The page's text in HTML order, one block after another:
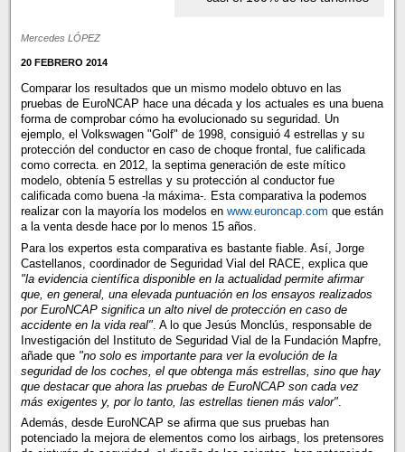
Mercedes LÓPEZ
20 FEBRERO 2014
Comparar los resultados que un mismo modelo obtuvo en las
pruebas de EuroNCAP hace una década y los actuales es una buena
forma de comprobar cómo ha evolucionado su seguridad. Un
ejemplo, el Volkswagen "Golf" de 1998, consiguió 4 estrellas y su
protección del conductor en caso de choque frontal, fue calificada
como correcta. en 2012, la septima generación de este mítico
modelo, obtenía 5 estrellas y su protección al conductor fue
calificada como buena -la máxima-. Esta comparativa la podemos
realizar con la mayoría los modelos en www.euroncap.com que están
a la venta desde hace por lo menos 15 años.
Para los expertos esta comparativa es bastante fiable. Así, Jorge
Castellanos, coordinador de Seguridad Vial del RACE, explica que
"la evidencia científica disponible en la actualidad permite afirmar
que, en general, una elevada puntuación en los ensayos realizados
por EuroNCAP significa un alto nivel de protección en caso de
accidente en la vida real". A lo que Jesús Monclús, responsable de
Investigación del Instituto de Seguridad Vial de la Fundación Mapfre,
añade que "no solo es importante para ver la evolución de la
seguridad de los coches, el que obtenga más estrellas, sino que hay
que destacar que ahora las pruebas de EuroNCAP son cada vez
más exigentes y, por lo tanto, las estrellas tienen más valor".
Además, desde EuroNCAP se afirma que sus pruebas han
potenciado la mejora de elementos como los airbags, los pretensores